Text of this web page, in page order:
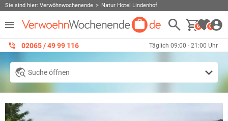
Sie sind hier: Verwöhnwochenende Natur Hotel Lindenhof
0 0
02065 / 49 ‌99 116 Täglich 09:00 - 21:00 Uhr
Suche öffnen